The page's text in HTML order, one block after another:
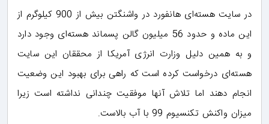
در سایت هسته‌ای هانفورد در واشنگتن بیش از 900 کیلوگرم از
این ماده و حدود 56 میلیون گالن پسماند هسته‌ای وجود دارد
و به همین دلیل وزارت انرژی آمریکا از محققان این سایت
هسته‌ای درخواست کرده است که راهی برای بهبود این وضعیت
انجام دهند اما تلاش آنها موفقیت چندانی نداشته است زیرا
میزان واکنش تکنسیوم 99 با آب بالاست.